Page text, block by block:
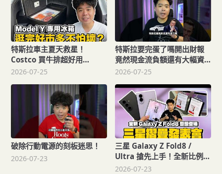
特斯拉車主夏天救星！
Costco 買牛排超好用
Model Y 神級車用電冰箱來
供電露營超好用！還可以手
機 APP 監控！ft. JOWUA
2026-07-25
特斯拉要完蛋了嗎開出財報
竟然現金流負額還有大幅資
本支出！
2026-07-25
破除行動電源的刻板迷思！
2026-07-23
三星 Galaxy Z Fold8 /
Ultra 搶先上手！全新比例真
的變好滑Unpacked 發表會
2026-07-23